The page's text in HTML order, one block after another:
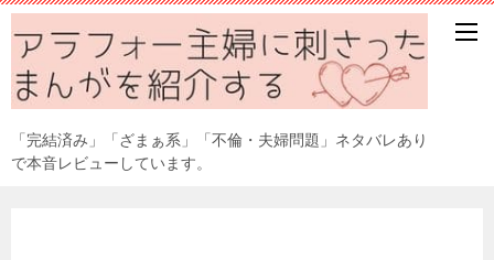
「完結済み」「ざまぁ系」「不倫・夫婦問題」ネタバレあり
で本音レビューしています。